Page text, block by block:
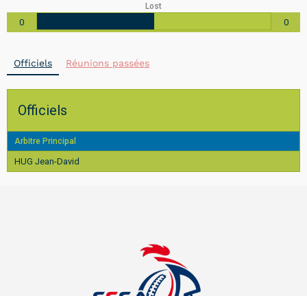
Lost
0 0
Officiels Réunions passées
Officiels
Arbitre Principal
HUG Jean-David